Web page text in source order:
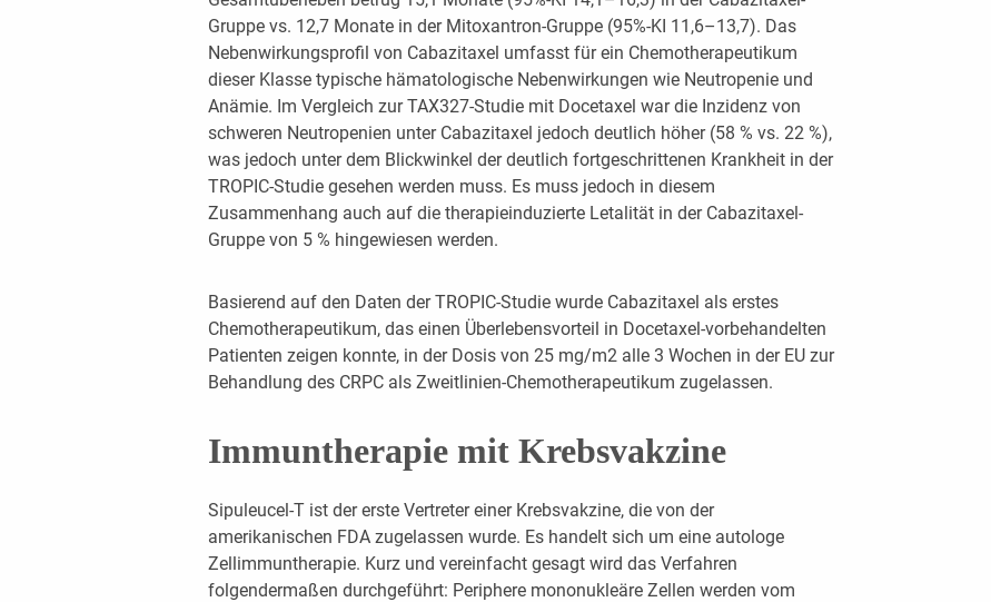
Gruppe vs. 12,7 Monate in der Mitoxantron-Gruppe (95%-KI 11,6–13,7). Das
Nebenwirkungsprofil von Cabazitaxel umfasst für ein Chemotherapeutikum
dieser Klasse typische hämatologische Nebenwirkungen wie Neutropenie und
Anämie. Im Vergleich zur TAX327-Studie mit Docetaxel war die Inzidenz von
schweren Neutropenien unter Cabazitaxel jedoch deutlich höher (58 % vs. 22 %),
was jedoch unter dem Blickwinkel der deutlich fortgeschrittenen Krankheit in der
TROPIC-Studie gesehen werden muss. Es muss jedoch in diesem
Zusammenhang auch auf die therapieinduzierte Letalität in der Cabazitaxel-
Gruppe von 5 % hingewiesen werden.
Basierend auf den Daten der TROPIC-Studie wurde Cabazitaxel als erstes
Chemotherapeutikum, das einen Überlebensvorteil in Docetaxel-vorbehandelten
Patienten zeigen konnte, in der Dosis von 25 mg/m2 alle 3 Wochen in der EU zur
Behandlung des CRPC als Zweitlinien-Chemotherapeutikum zugelassen.
Immuntherapie mit Krebsvakzine
Sipuleucel-T ist der erste Vertreter einer Krebsvakzine, die von der
amerikanischen FDA zugelassen wurde. Es handelt sich um eine autologe
Zellimmuntherapie. Kurz und vereinfacht gesagt wird das Verfahren
folgendermaßen durchgeführt: Periphere mononukleäre Zellen werden vom